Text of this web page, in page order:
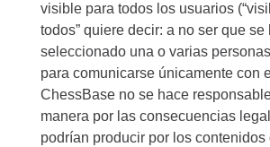
visible para todos los usuarios
todos” quiere decir: a no ser que se
seleccionado una o varias
para comunicarse únicamente con
ChessBase no se hace
manera por las consecuencias
podrían producir por los contenidos